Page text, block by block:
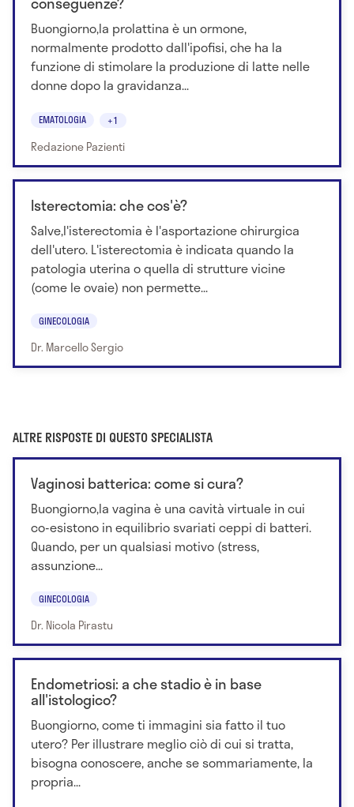
Buongiorno,la prolattina è un ormone,
normalmente prodotto dall'ipofisi, che ha la
funzione di stimolare la produzione di latte nelle
donne dopo la gravidanza...
EMATOLOGIA +1
Redazione Pazienti
Isterectomia: che cos'è?
Salve,l'isterectomia è l'asportazione chirurgica
dell'utero. L'isterectomia è indicata quando la
patologia uterina o quella di strutture vicine
(come le ovaie) non permette...
GINECOLOGIA
Dr. Marcello Sergio
ALTRE RISPOSTE DI QUESTO SPECIALISTA
Vaginosi batterica: come si cura?
Buongiorno,la vagina è una cavità virtuale in cui
co-esistono in equilibrio svariati ceppi di batteri.
Quando, per un qualsiasi motivo (stress,
assunzione...
GINECOLOGIA
Dr. Nicola Pirastu
Endometriosi: a che stadio è in base
all'istologico?
Buongiorno, come ti immagini sia fatto il tuo
utero? Per illustrare meglio ciò di cui si tratta,
bisogna conoscere, anche se sommariamente, la
propria...